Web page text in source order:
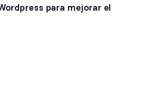
para mejorar el